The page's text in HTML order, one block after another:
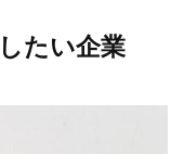
たい企業